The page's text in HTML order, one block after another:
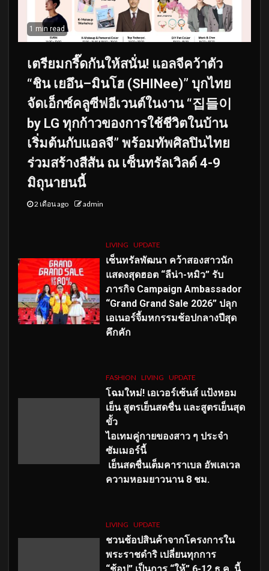
1 min read
เตรียมกรี๊ดกันให้สนั่น! แอลจีคว้าตัว
“ชิน เยอึน–มินโฮ (SHINee)” บุกไทย
จัดเอ็กซ์คลูซีฟอีเวนต์ในงาน “집들이
by LG ทุกก้าวของการใช้ชีวิตในบ้าน
เริ่มต้นกับแอลจี” พร้อมทัพศิลปินไทย
ร่วมสร้างสีสัน ณ เซ็นทรัลเวิลด์ 4-9
มิถุนายนนี้
2 เดือน ago admin
LIVING UPDATE
เซ็นทรัลพัฒนา คว้าสองสาวนัก
แสดงสุดฮอต “ลีน่า-หมิว” รับ
ภารกิจ Campaign Ambassador
“Grand Grand Sale 2026” ปลุก
เอเนอร์จี้มหกรรมช้อปกลางปีสุด
คึกคัก
FASHION LIVING UPDATE
โฉมใหม่! เอเวอร์เซ้นส์ แป้งหอม
เย็น สูตรเย็นสดชื่น และสูตรเย็นสุด
ขั้ว
ไอเทมคู่กายของสาว ๆ ประจำ
ซัมเมอร์นี้
เย็นสดชื่นเต็มคาราเบล อัพเลเวล
ความหอมยาวนาน 8 ชม.
LIVING UPDATE
ชวนช้อปสินค้าจากโครงการใน
พระราชดำริ เปลี่ยนทุกการ
“ช้อป” เป็นการ “ให้” 6-12 ธ.ค. นี้